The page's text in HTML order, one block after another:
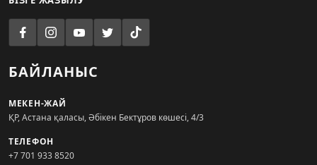
БАЙЛАНЫС
МЕКЕН-ЖАЙ
ҚР, Астана қаласы, Әбікен Бектұров көшесі, 4/3
ТЕЛЕФОН
+7 701 933 8520